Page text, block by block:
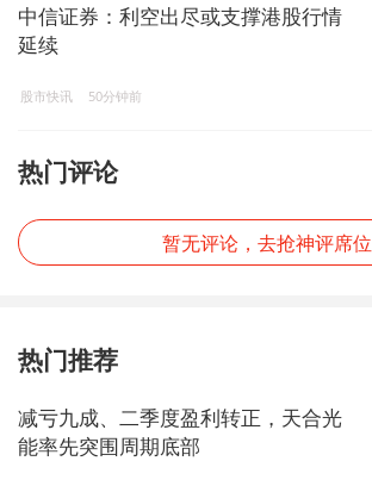
中信证券：利空出尽或支撑港股行情
延续
股市快讯 50分钟前
热门评论
暂无评论，去抢神评席位
热门推荐
减亏九成、二季度盈利转正，天合光
能率先突围周期底部